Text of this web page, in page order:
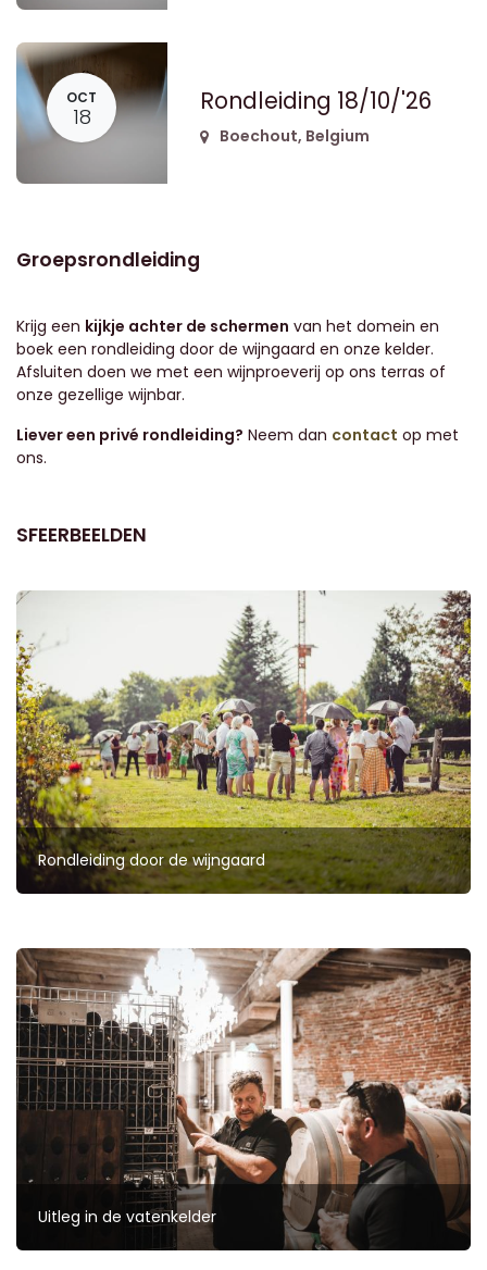
OCT
18
Rondleiding 18/10/'26
Boechout, Belgium
Groepsrondleiding
Krijg een kijkje achter de schermen van het domein en
boek een rondleiding door de wijngaard en onze kelder.
Afsluiten doen we met een wijnproeverij op ons terras of
onze gezellige wijnbar.
Liever een privé rondleiding? Neem dan contact op met
ons.
SFEERBEELDEN
Rondleiding door de wijngaard
Uitleg in de vatenkelder